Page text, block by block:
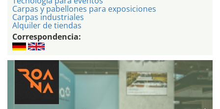
Carpas y pabellones para exposiciones
Carpas industriales
Alquiler de tiendas
Correspondencia: